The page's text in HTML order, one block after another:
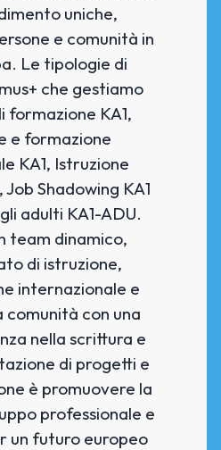
uniche,
e comunità in
Le tipologie di
che gestiamo
formazione KA1,
e formazione
KA1, Istruzione
Shadowing KA1
adulti KA1-ADU.
team dinamico,
di istruzione,
internazionale e
comunità con una
nella scrittura e
di progetti e
è promuovere la
professionale e
un futuro europeo